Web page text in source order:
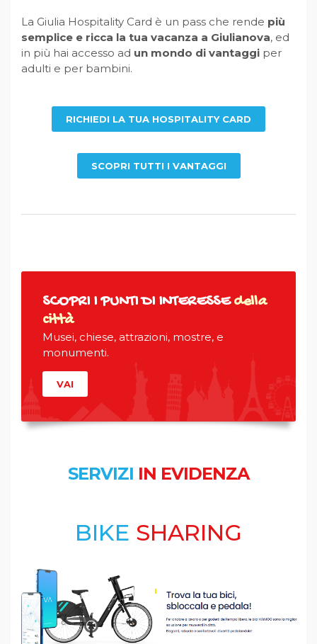
La Giulia Hospitality Card è un pass che rende più
semplice e ricca la tua vacanza a Giulianova, ed
in più hai accesso ad un mondo di vantaggi per
adulti e per bambini.
RICHIEDI LA TUA HOSPITALITY CARD
SCOPRI TUTTI I VANTAGGI
SCOPRI I PUNTI DI INTERESSEdella
città
Musei, chiese, attrazioni, mostre, e
monumenti.
VAI
SERVIZI IN EVIDENZA
BIKE SHARING